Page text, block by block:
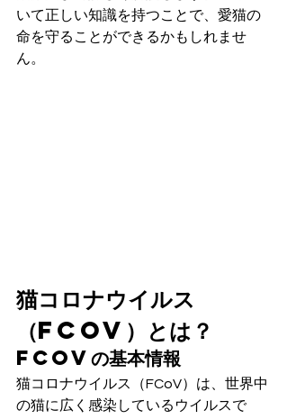
いて正しい知識を持つことで、愛猫の
命を守ることができるかもしれませ
ん。
猫コロナウイルス
（FCoV）とは？
FCoVの基本情報
猫コロナウイルス（FCoV）は、世界中
の猫に広く感染しているウイルスで